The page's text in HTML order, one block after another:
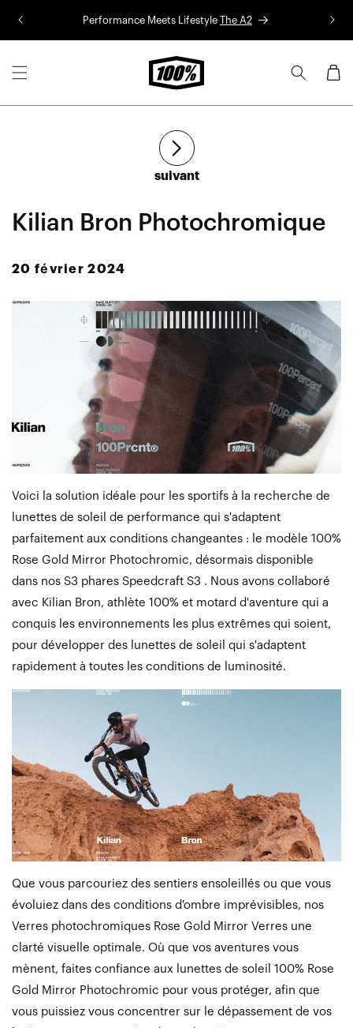
Performance Meets Lifestyle The A2
Panier
Kilian Bron Photochromique
20 février 2024
Article
suivant
Voici la solution idéale pour les sportifs à la recherche de
lunettes de soleil de performance qui s'adaptent
parfaitement aux conditions changeantes : le modèle 100%
Rose Gold Mirror Photochromic, désormais disponible
dans nos S3 phares Speedcraft S3 . Nous avons collaboré
avec Kilian Bron, athlète 100% et motard d'aventure qui a
conquis les environnements les plus extrêmes qui soient,
pour développer des lunettes de soleil qui s'adaptent
rapidement à toutes les conditions de luminosité.
Que vous parcouriez des sentiers ensoleillés ou que vous
évoluiez dans des conditions d'ombre imprévisibles, nos
Verres photochromiques Rose Gold Mirror Verres une
clarté visuelle optimale. Où que vos aventures vous
mènent, faites confiance aux lunettes de soleil 100% Rose
Gold Mirror Photochromic pour vous protéger, afin que
vous puissiez vous concentrer sur le dépassement de vos